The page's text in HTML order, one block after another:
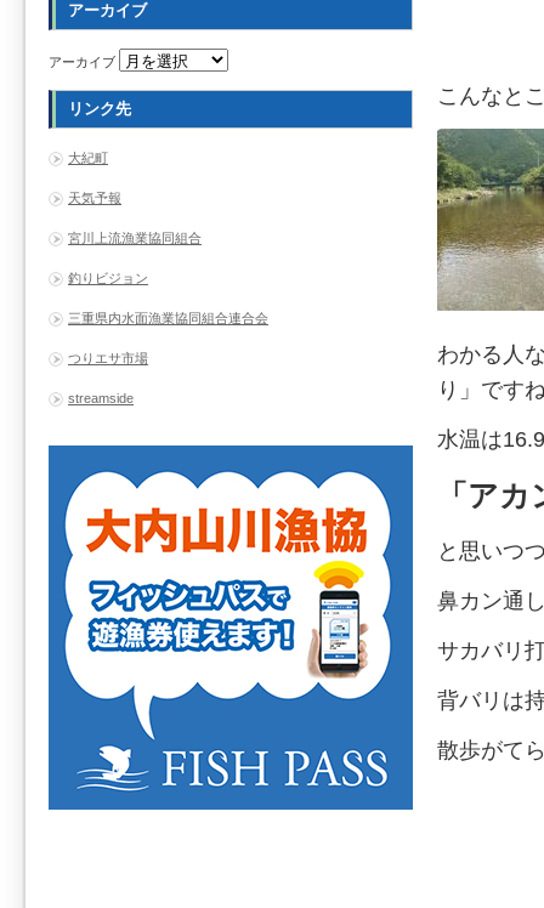
こんなと
わかる人
り」です
水温は
「ア
と思いつ
鼻カン通
サカバリ
背バリは
散歩がて
アーカイブ
アーカイブ
リンク先
大紀町
天気予報
宮川上流漁業協同組合
釣りビジョン
三重県内水面漁業協同組合連合会
つりエサ市場
streamside